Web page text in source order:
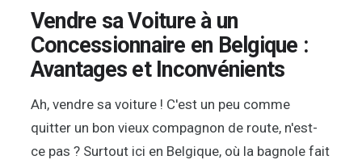
Vendre sa Voiture à un
Concessionnaire en Belgique :
Avantages et Inconvénients
Ah, vendre sa voiture ! C'est un peu comme
quitter un bon vieux compagnon de route, n'est-
ce pas ? Surtout ici en Belgique, où la bagnole fait